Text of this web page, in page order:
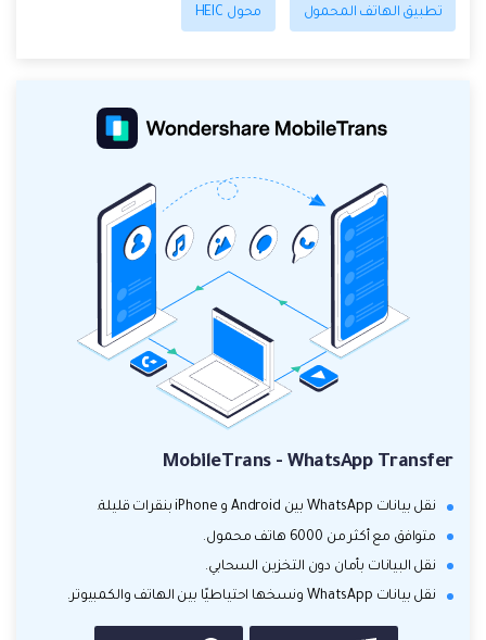
تطبيق الهاتف المحمول محول HEIC
MobileTrans - WhatsApp Transfer
نقل بيانات WhatsApp بين Android و iPhone بنقرات قليلة.
متوافق مع أكثر من 6000 هاتف محمول.
نقل البيانات بأمان دون التخزين السحابي.
نقل بيانات WhatsApp ونسخها احتياطيًا بين الهاتف والكمبيوتر.